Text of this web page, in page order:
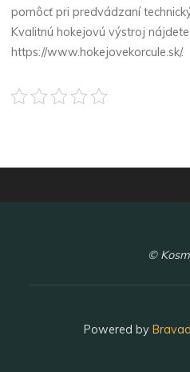
pomôcť pri predvádzaní
Kvalitnú hokejovú výstroj
https://www.hokejovekorcule.sk/.
©
Powered by